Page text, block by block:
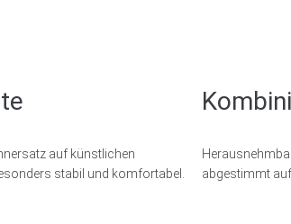
auf künstlichen
stabil und komfortabel.
abgestimmt